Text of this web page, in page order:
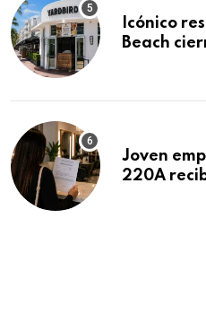
Icónico
Beach
Joven
220A